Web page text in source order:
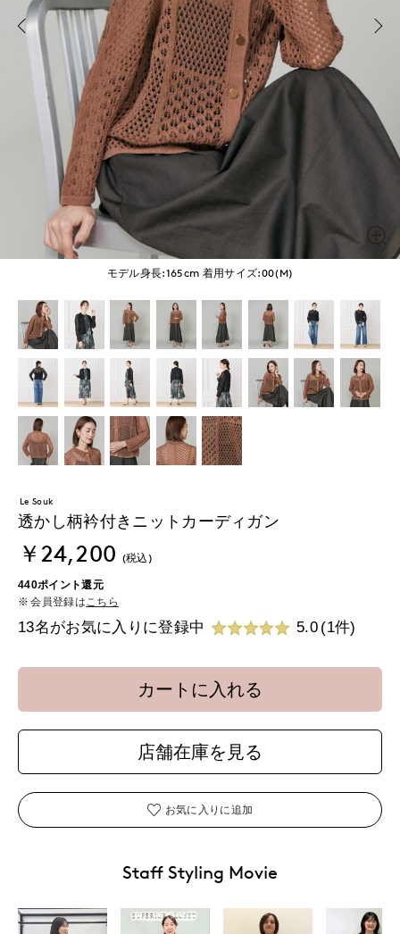
モデル身長:165cm 着用サイズ:00(M)
Le Souk
透かし柄衿付きニットカーディガン
￥24,200 (税込)
440ポイント還元
会員登録は こちら
13名がお気に入りに登録中 5.0 (1件)
カートに入れる
店舗在庫を見る
お気に入りに追加
Staff Styling Movie